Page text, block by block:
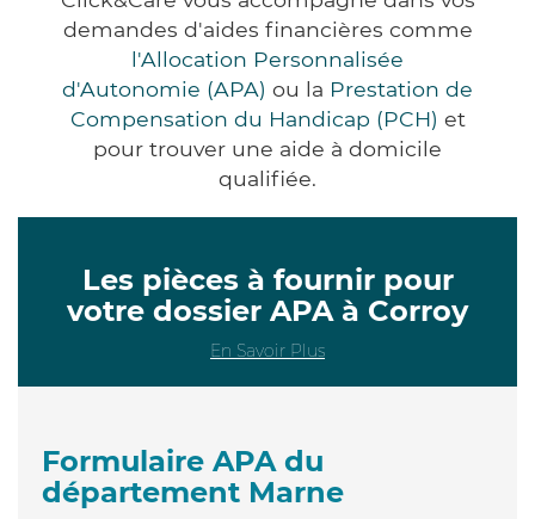
demandes d'aides financières comme
l'Allocation Personnalisée
d'Autonomie (APA) ou la Prestation de
Compensation du Handicap (PCH) et
pour trouver une aide à domicile
qualifiée.
Les pièces à fournir pour
votre dossier APA à Corroy
En Savoir Plus
Formulaire APA du
département Marne